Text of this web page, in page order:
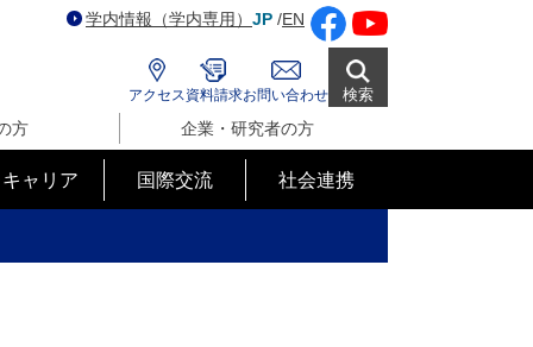
学内情報（学内専用） JP /EN
アクセス 資料請求お問い合わせ 検索
方 企業・研究者の方
ャリア 国際交流 社会連携